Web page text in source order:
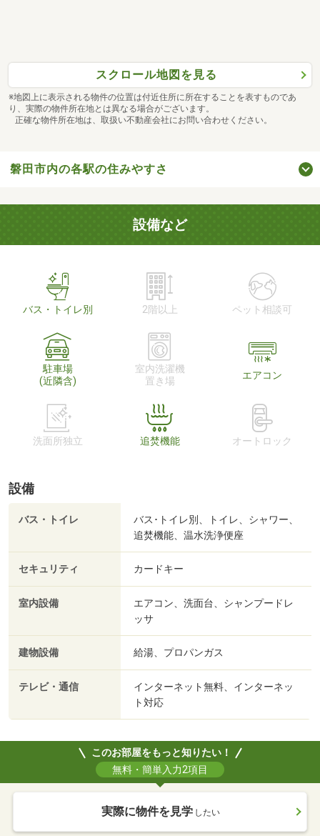
スクロール地図を見る
※地図上に表示される物件の位置は付近住所に所在することを表すものであ
り、実際の物件所在地とは異なる場合がございます。
正確な物件所在地は、取扱い不動産会社にお問い合わせください。
磐田市内の各駅の住みやすさ
設備など
バス・トイレ別 2階以上 ペット相談可
駐車場
(近隣含)
室内洗濯機
置き場
エアコン
洗面所独立 追焚機能 オートロック
設備
バス・トイレ
バス･トイレ別、トイレ、シャワー、
追焚機能、温水洗浄便座
セキュリティ カードキー
室内設備
エアコン、洗面台、シャンプードレ
ッサ
建物設備 給湯、プロパンガス
テレビ・通信
インターネット無料、インターネッ
ト対応
このお部屋をもっと知りたい！
無料・簡単入力2項目
実際に物件を見学 したい